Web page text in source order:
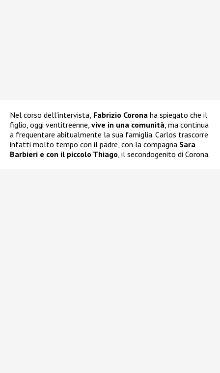
Nel corso dell’intervista, Fabrizio Corona ha spiegato che il
figlio, oggi ventitreenne, vive in una comunità, ma continua
a frequentare abitualmente la sua famiglia. Carlos trascorre
infatti molto tempo con il padre, con la compagna Sara
Barbieri e con il piccolo Thiago, il secondogenito di Corona.